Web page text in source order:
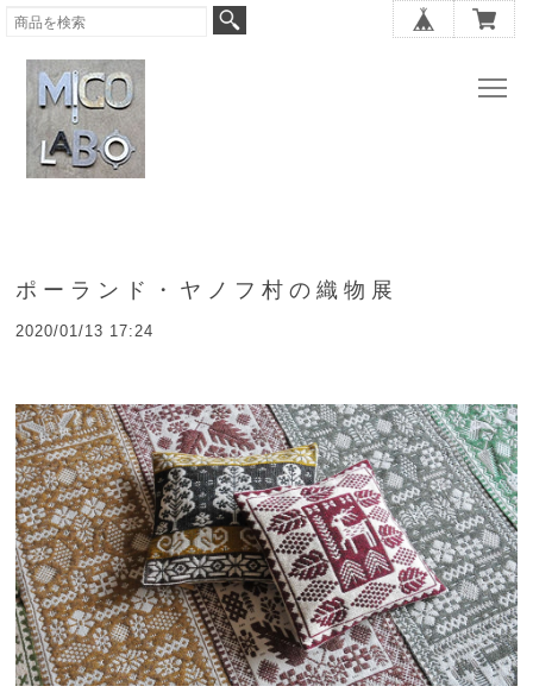
ポーランド・ヤノフ村の織物展
2020/01/13 17:24